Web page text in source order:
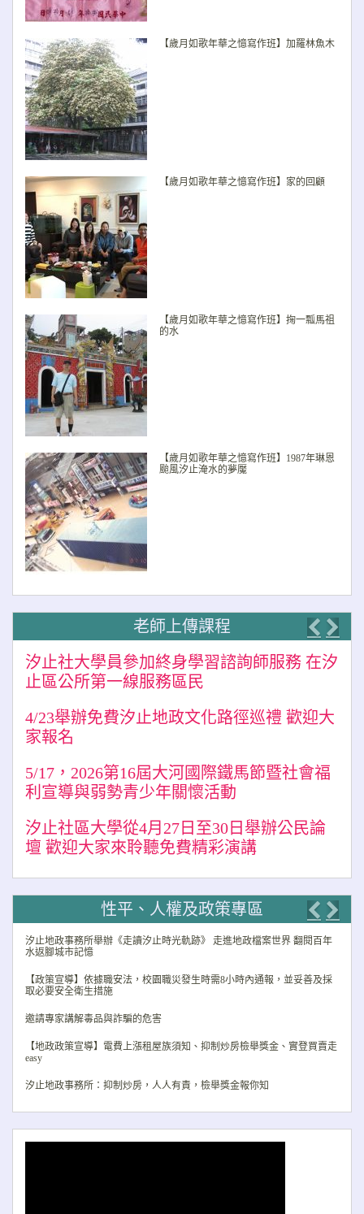
【歲月如歌年華之憶寫作班】加羅林魚木
【歲月如歌年華之憶寫作班】家的回顧
【歲月如歌年華之憶寫作班】掬一瓢馬祖
的水
【歲月如歌年華之憶寫作班】1987年琳恩
颱風汐止淹水的夢魘
老師上傳課程
汐止社大學員參加終身學習諮詢師服務 在汐
止區公所第一線服務區民
4/23舉辦免費汐止地政文化路徑巡禮 歡迎大
家報名
5/17，2026第16屆大河國際鐵馬節暨社會福
利宣導與弱勢青少年關懷活動
汐止社區大學從4月27日至30日舉辦公民論
壇 歡迎大家來聆聽免費精彩演講
性平、人權及政策專區
汐止地政事務所舉辦《走讀汐止時光軌跡》 走進地政檔案世界 翻閱百年
水返腳城市記憶
【政策宣導】依據職安法，校園職災發生時需8小時內通報，並妥善及採
取必要安全衛生措施
邀請專家講解毒品與詐騙的危害
【地政政策宣導】電費上漲租屋族須知、抑制炒房檢舉獎金、實登買賣走
easy
汐止地政事務所：抑制炒房，人人有責，檢舉獎金報你知